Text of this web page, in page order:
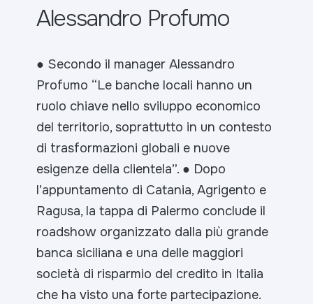
Alessandro Profumo
● Secondo il manager Alessandro
Profumo “Le banche locali hanno un
ruolo chiave nello sviluppo economico
del territorio, soprattutto in un contesto
di trasformazioni globali e nuove
esigenze della clientela”. ● Dopo
l’appuntamento di Catania, Agrigento e
Ragusa, la tappa di Palermo conclude il
roadshow organizzato dalla più grande
banca siciliana e una delle maggiori
società di risparmio del credito in Italia
che ha visto una forte partecipazione.